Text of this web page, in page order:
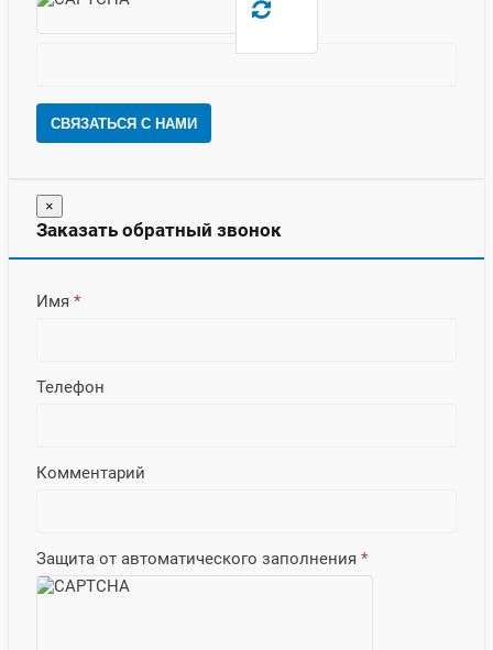
СВЯЗАТЬСЯ С НАМИ
×
Заказать обратный звонок
Имя *
Телефон
Комментарий
Защита от автоматического заполнения *